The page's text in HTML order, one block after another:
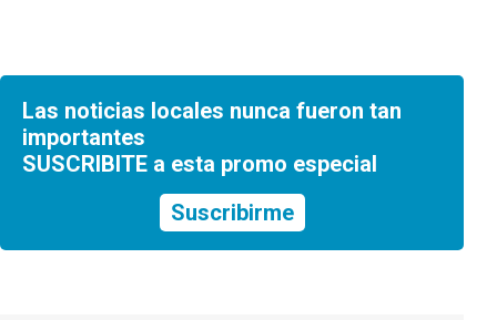
Las noticias locales nunca fueron tan
importantes
SUSCRIBITE a esta promo especial
Suscribirme